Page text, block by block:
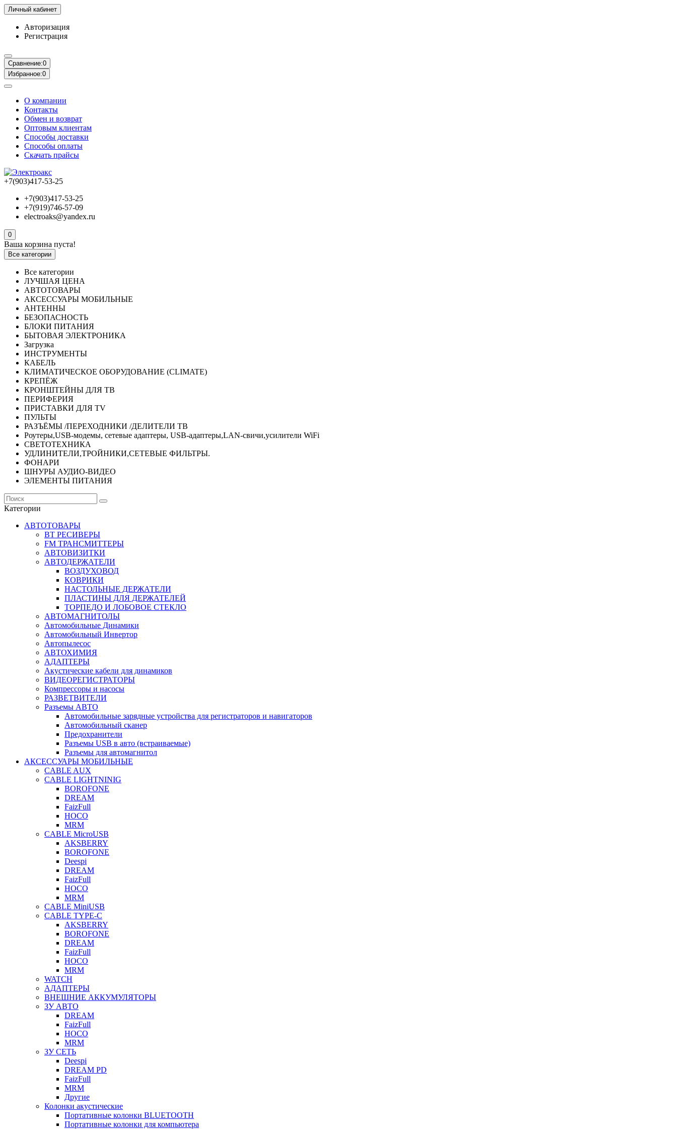
Личный кабинет
Авторизация
Регистрация
Сравнение:0
Избранное:0
О компании
Контакты
Обмен и возврат
Оптовым клиентам
Способы доставки
Способы оплаты
Скачать прайсы
+7(903)417-53-25
+7(903)417-53-25
+7(919)746-57-09
electroaks@yandex.ru
0
Ваша корзина пуста!
Все категории
Все категории
ЛУЧШАЯ ЦЕНА
АВТОТОВАРЫ
АКСЕССУАРЫ МОБИЛЬНЫЕ
АНТЕННЫ
БЕЗОПАСНОСТЬ
БЛОКИ ПИТАНИЯ
БЫТОВАЯ ЭЛЕКТРОНИКА
Загрузка
ИНСТРУМЕНТЫ
КАБЕЛЬ
КЛИМАТИЧЕСКОЕ ОБОРУДОВАНИЕ (CLIMATE)
КРЕПЁЖ
КРОНШТЕЙНЫ ДЛЯ ТВ
ПЕРИФЕРИЯ
ПРИСТАВКИ ДЛЯ TV
ПУЛЬТЫ
РАЗЪЁМЫ /ПЕРЕХОДНИКИ /ДЕЛИТЕЛИ ТВ
Роутеры,USB-модемы, сетевые адаптеры, USB-адаптеры,LAN-свичи,усилители WiFi
СВЕТОТЕХНИКА
УДЛИНИТЕЛИ,ТРОЙНИКИ,СЕТЕВЫЕ ФИЛЬТРЫ.
ФОНАРИ
ШНУРЫ АУДИО-ВИДЕО
ЭЛЕМЕНТЫ ПИТАНИЯ
Категории
АВТОТОВАРЫ
BT РЕСИВЕРЫ
FM ТРАНСМИТТЕРЫ
АВТОВИЗИТКИ
АВТОДЕРЖАТЕЛИ
ВОЗДУХОВОД
КОВРИКИ
НАСТОЛЬНЫЕ ДЕРЖАТЕЛИ
ПЛАСТИНЫ ДЛЯ ДЕРЖАТЕЛЕЙ
ТОРПЕДО И ЛОБОВОЕ СТЕКЛО
АВТОМАГНИТОЛЫ
Автомобильные Динамики
Автомобильный Инвертор
Автопылесос
АВТОХИМИЯ
АДАПТЕРЫ
Акустические кабели для динамиков
ВИДЕОРЕГИСТРАТОРЫ
Компрессоры и насосы
РАЗВЕТВИТЕЛИ
Разъемы АВТО
Автомобильные зарядные устройства для регистраторов и навигаторов
Автомобильный сканер
Предохранители
Разъемы USB в авто (встраиваемые)
Разъемы для автомагнитол
АКСЕССУАРЫ МОБИЛЬНЫЕ
CABLE AUX
CABLE LIGHTNINIG
BOROFONE
DREAM
FaizFull
HOCO
MRM
CABLE MicroUSB
AKSBERRY
BOROFONE
Deespi
DREAM
FaizFull
HOCO
MRM
CABLE MiniUSB
CABLE TYPE-C
AKSBERRY
BOROFONE
DREAM
FaizFull
HOCO
MRM
WATCH
АДАПТЕРЫ
ВНЕШНИЕ АККУМУЛЯТОРЫ
ЗУ АВТО
DREAM
FaizFull
HOCO
MRM
ЗУ СЕТЬ
Deespi
DREAM PD
FaizFull
MRM
Другие
Колонки акустические
Портативные колонки BLUETOOTH
Портативные колонки для компьютера